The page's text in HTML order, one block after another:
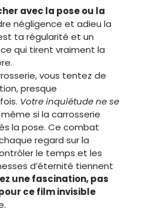
avec la pose ou la
négligence et adieu la
ta régularité et un
qui tirent vraiment la
vous tentez de
presque
Votre inquiétude ne se
si la carrosserie
la pose. Ce combat
regard sur la
le temps et les
d’éternité tiennent
une fascination, pas
ce film invisible